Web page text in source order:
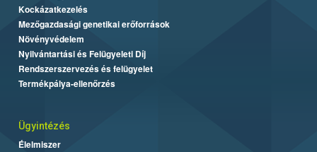
Kockázatkezelés
Mezőgazdasági genetikai erőforrások
Növényvédelem
Nyilvántartási és Felügyeleti Díj
Rendszerszervezés és felügyelet
Termékpálya-ellenőrzés
Ügyintézés
Élelmiszer